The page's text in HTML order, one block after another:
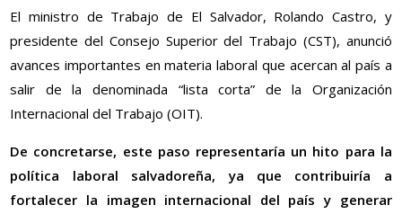
El ministro de Trabajo de El Salvador, Rolando Castro, y
presidente del Consejo Superior del Trabajo (CST), anunció
avances importantes en materia laboral que acercan al país a
salir de la denominada “lista corta” de la Organización
Internacional del Trabajo (OIT).
De concretarse, este paso representaría un hito para la
política laboral salvadoreña, ya que contribuiría a
fortalecer la imagen internacional del país y generar